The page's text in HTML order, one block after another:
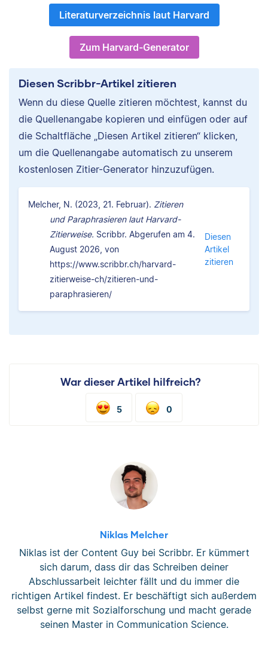
Literaturverzeichnis laut Harvard
Zum Harvard-Generator
Diesen Scribbr-Artikel zitieren
Wenn du diese Quelle zitieren möchtest, kannst du
die Quellenangabe kopieren und einfügen oder auf
die Schaltfläche „Diesen Artikel zitieren“ klicken,
um die Quellenangabe automatisch zu unserem
kostenlosen Zitier-Generator hinzuzufügen.
Melcher, N. (2023, 21. Februar). Zitieren
und Paraphrasieren laut Harvard-
Zitierweise. Scribbr. Abgerufen am 4.
August 2026, von
https://www.scribbr.ch/harvard-
zitierweise-ch/zitieren-und-
paraphrasieren/
Diesen
Artikel
zitieren
War dieser Artikel hilfreich?
5 0
Niklas Melcher
Niklas ist der Content Guy bei Scribbr. Er kümmert
sich darum, dass dir das Schreiben deiner
Abschlussarbeit leichter fällt und du immer die
richtigen Artikel findest. Er beschäftigt sich außerdem
selbst gerne mit Sozialforschung und macht gerade
seinen Master in Communication Science.